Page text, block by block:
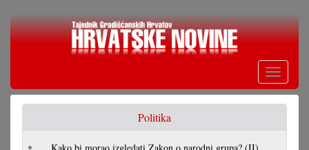
Skoči
Toggle
Politika